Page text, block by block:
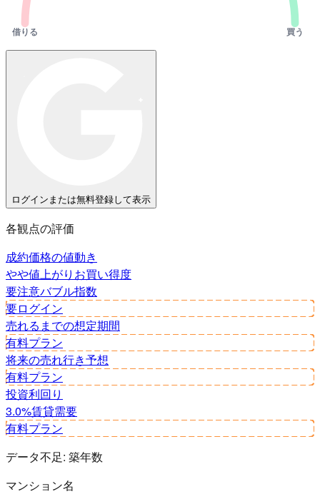
借りる 買う
ログインまたは無料登録して表示
各観点の評価
成約価格の値動き
やや値上がり お買い得度
要注意バブル指数
要ログイン
売れるまでの想定期間
有料プラン
将来の売れ行き予想
有料プラン
投資利回り
3.0%賃貸需要
有料プラン
データ不足: 築年数
マンション名